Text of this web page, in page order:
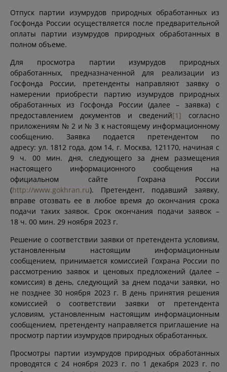
Отпуск партии изумрудов природных обработанных из
Госфонда России осуществляется после предварительной
оплаты партии изумрудов природных обработанных в
полном объеме.
Для просмотра партии изумрудов природных
обработанных, предназначенной для реализации из
Госфонда России, претенденты направляют заявку о
намерении приобрести партию изумрудов природных
обработанных из Госфонда России (далее – заявка) с
предоставлением документов и сведений[1] согласно
приложениям № 2 и № 3 к настоящему информационному
сообщению. Заявка подается претендентом по
адресу: ул. 1812 года, дом 14, г. Москва, 121170, начиная с
9 ч. 00 мин. дня, следующего за днем размещения
настоящего информационного сообщения на
официальном сайте Гохрана России
(http://www.gokhran.ru). Претендент, подавший заявку,
вправе отозвать ее в любое время до окончания срока
подачи таких заявок. Срок окончания подачи заявок –
18 ч. 00 мин. 29 ноября 2023 г.
Решение о соответствии заявки от претендента условиям,
установленным настоящим информационным
сообщением, принимается комиссией Гохрана России по
рассмотрению заявок и ценовых предложений (далее –
комиссия) в день, следующий за днем подачи заявки, но
не позднее 30 ноября 2023 г. В день принятия решения
комиссией о соответствии заявки от претендента
условиям, установленным настоящим информационным
сообщением, претенденту направляется приглашение на
просмотр партии изумрудов природных обработанных.
Просмотры партии изумрудов природных обработанных
проводятся с 24 ноября 2023 г. по 1 декабря 2023 г. по